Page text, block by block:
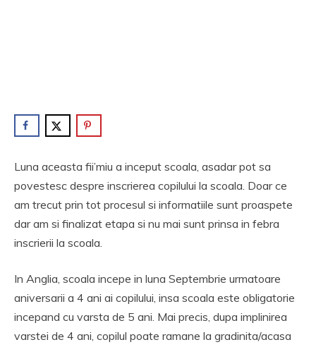
Luna aceasta fii’miu a inceput scoala, asadar pot sa
povestesc despre inscrierea copilului la scoala. Doar ce
am trecut prin tot procesul si informatiile sunt proaspete
dar am si finalizat etapa si nu mai sunt prinsa in febra
inscrierii la scoala.
In Anglia, scoala incepe in luna Septembrie urmatoare
aniversarii a 4 ani ai copilului, insa scoala este obligatorie
incepand cu varsta de 5 ani. Mai precis, dupa implinirea
varstei de 4 ani, copilul poate ramane la gradinita/acasa